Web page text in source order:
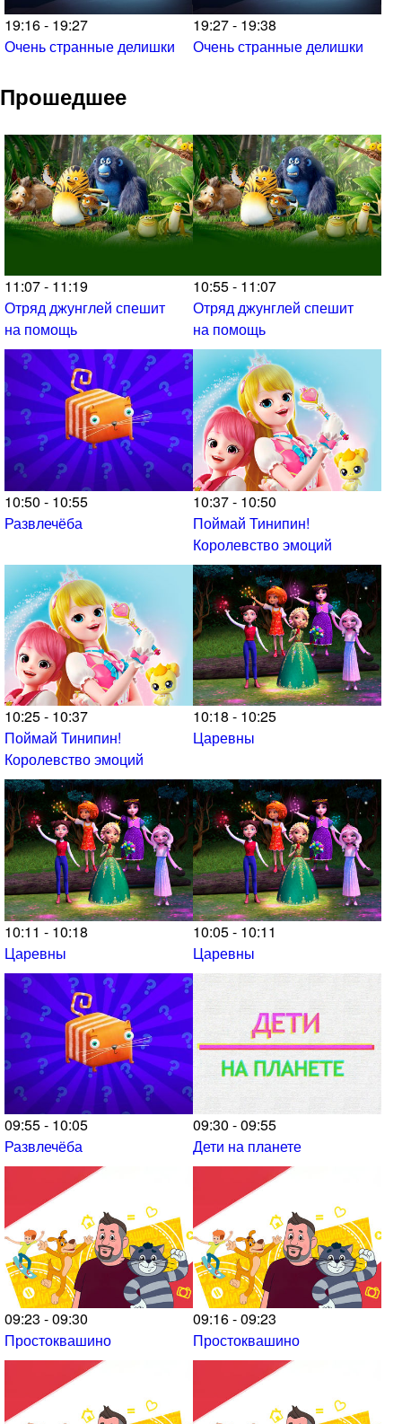
19:16 - 19:27
Очень странные делишки
19:27 - 19:38
Очень странные делишки
Прошедшее
11:07 - 11:19
Отряд джунглей спешит
на помощь
10:55 - 11:07
Отряд джунглей спешит
на помощь
10:50 - 10:55
Развлечёба
10:37 - 10:50
Поймай Тинипин!
Королевство эмоций
10:25 - 10:37
Поймай Тинипин!
Королевство эмоций
10:18 - 10:25
Царевны
10:11 - 10:18
Царевны
10:05 - 10:11
Царевны
09:55 - 10:05
Развлечёба
09:30 - 09:55
Дети на планете
09:23 - 09:30
Простоквашино
09:16 - 09:23
Простоквашино